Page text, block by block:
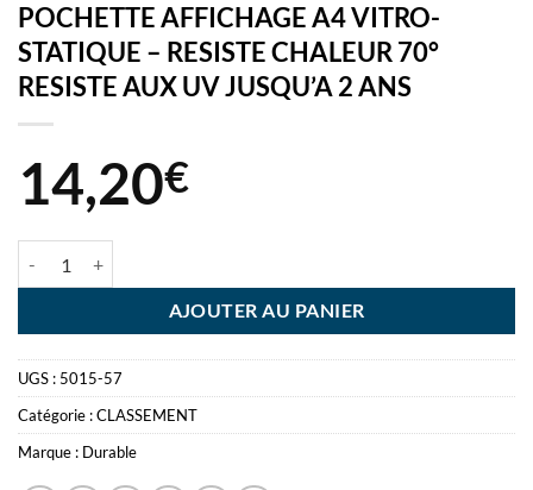
POCHETTE AFFICHAGE A4 VITRO-
STATIQUE – RESISTE CHALEUR 70°
RESISTE AUX UV JUSQU’A 2 ANS
14,20€
AJOUTER AU PANIER
UGS : 5015-57
Catégorie :CLASSEMENT
Marque : Durable